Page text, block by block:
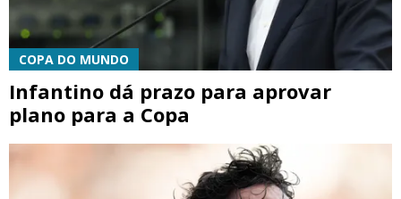
COPA DO MUNDO
Infantino dá prazo para aprovar
plano para a Copa